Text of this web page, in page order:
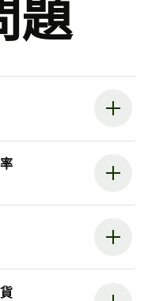
題